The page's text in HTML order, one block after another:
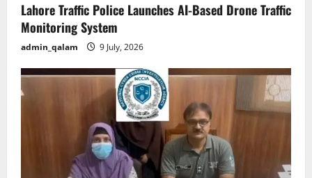
Lahore Traffic Police Launches AI-Based Drone Traffic
Monitoring System
admin_qalam 9 July, 2026